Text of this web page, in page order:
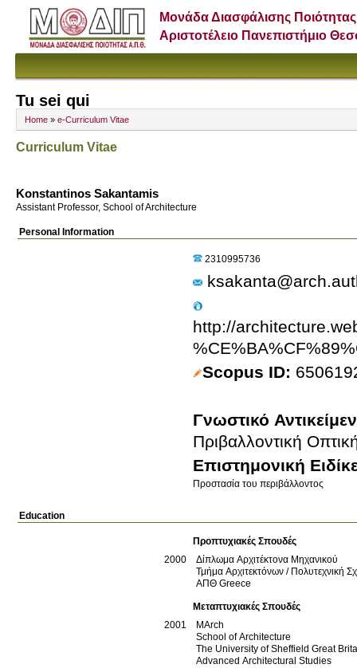
Μονάδα Διασφάλισης Ποιότητας
Αριστοτέλειο Πανεπιστήμιο
Tu sei qui
Home » e-Curriculum Vitae
Curriculum Vitae
Konstantinos Sakantamis
Assistant Professor, School of Architecture
Personal Information
2310995736
http://
Scopus ID
Γνωστικό
Πριβαλλοντική
Επιστημονική
Προστασία του περιβάλλοντος
Education
Προπτυχιακές Σπουδές
2000
Δίπλωμα Αρχιτέκτονα Μηχανικού
Τμήμα Αρχιτεκτόνων / Πολυτεχνική
ΑΠΘ Greece
Μεταπτυχιακές Σπουδές
2001
MArch
School of Architecture
The University of Sheffield Great
Advanced Architectural Studies